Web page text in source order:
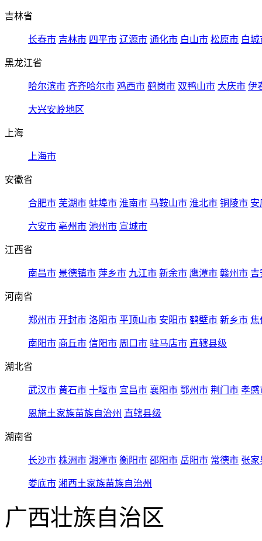
吉林省
长春市 吉林市 四平市 辽源市 通化市 白山市 松原市 白城
黑龙江省
哈尔滨市 齐齐哈尔市 鸡西市 鹤岗市 双鸭山市 大庆市 伊
大兴安岭地区
上海
上海市
安徽省
合肥市 芜湖市 蚌埠市 淮南市 马鞍山市 淮北市 铜陵市 安
六安市 亳州市 池州市 宣城市
江西省
南昌市 景德镇市 萍乡市 九江市 新余市 鹰潭市 赣州市 吉
河南省
郑州市 开封市 洛阳市 平顶山市 安阳市 鹤壁市 新乡市 焦
南阳市 商丘市 信阳市 周口市 驻马店市 直辖县级
湖北省
武汉市 黄石市 十堰市 宜昌市 襄阳市 鄂州市 荆门市 孝感
恩施土家族苗族自治州 直辖县级
湖南省
长沙市 株洲市 湘潭市 衡阳市 邵阳市 岳阳市 常德市 张家
娄底市 湘西土家族苗族自治州
广西壮族自治区